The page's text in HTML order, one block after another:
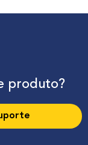
produto?